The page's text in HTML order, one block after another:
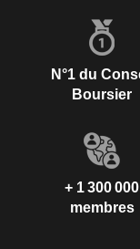
N°1 du
Boursier
+ 1 300 000
membres